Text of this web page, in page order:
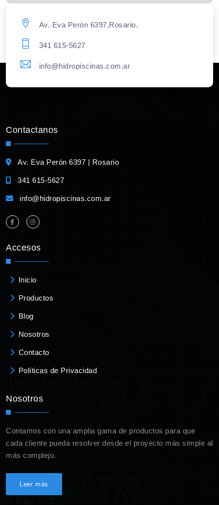
Av. Eva Perón 6397,Rosario.
341 615-5627
info@hidropiscinas.com.ar
Contactanos
Av. Eva Perón 6397 | Rosario
341 615-5627
info@hidropiscinas.com.ar
Accesos
Inicio
Productos
Blog
Nosotros
Contacto
Políticas de Privacidad
Nosotros
Contamos con una amplia gama de productos para que
cada cliente pueda resolver desde el proyecto más simple al
más complejo.
Leer más